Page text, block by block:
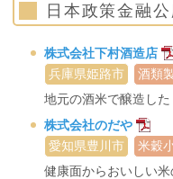
日本政策金融
株式会社下村酒造店
兵庫県姫路市
酒類
地元の酒米で醸造し
株式会社のだや
愛知県豊川市
米穀
健康面からおいしい